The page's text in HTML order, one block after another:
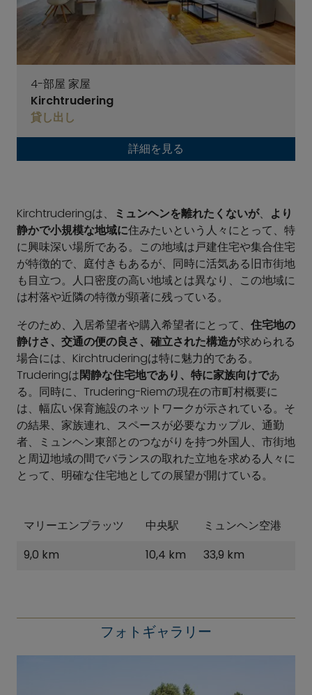
4-部屋 家屋
Kirchtrudering
貸し出し
詳細を見る
Kirchtruderingは、 ミュンヘンを離れたくないが、 より
静かで小規模な地域に住みたいという人々にとって、特
に興味深い場所である。この地域は戸建住宅や集合住宅
が特徴的で、庭付きもあるが、同時に活気ある旧市街地
も目立つ。人口密度の高い地域とは異なり、この地域に
は村落や近隣の特徴が顕著に残っている。
そのため、入居希望者や購入希望者にとって、 住宅地の
静けさ、交通の便の良さ、確立された構造が求められる
場合には、Kirchtruderingは特に魅力的である。
Truderingは閑静な住宅地であり、特に家族向けであ
る。同時に、Trudering-Riemの現在の市町村概要に
は、幅広い保育施設のネットワークが示されている。そ
の結果、家族連れ、スペースが必要なカップル、通勤
者、ミュンヘン東部とのつながりを持つ外国人、市街地
と周辺地域の間でバランスの取れた立地を求める人々に
とって、明確な住宅地としての展望が開けている。
マリーエンプラッツ 中央駅
ミュンヘン空港
9,0 km
10,4 km 33,9 km
フォトギャラリー